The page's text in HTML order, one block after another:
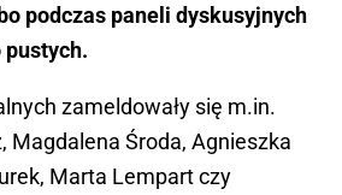
podczas paneli dyskusyjnych
pustych.
zameldowały się m.in.
Magdalena Środa, Agnieszka
Marta Lempart czy